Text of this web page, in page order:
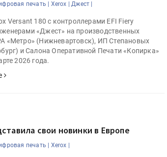
печать | Xerox | Джест |
Versant 180 с контроллерами EFI Fiery
«Джест» на производственных
«Метро» (Нижневартовск), ИП Степановых
и Салона Оперативной Печати «Копирка»
2026 года.
свои новинки в Европе
печать | Xerox |